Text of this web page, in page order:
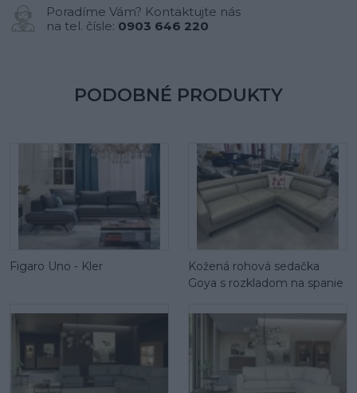
Poradíme Vám? Kontaktujte nás
na tel. čísle: 0903 646 220
PODOBNÉ PRODUKTY
Figaro Uno - Kler
Kožená rohová sedačka
Goya s rozkladom na spanie